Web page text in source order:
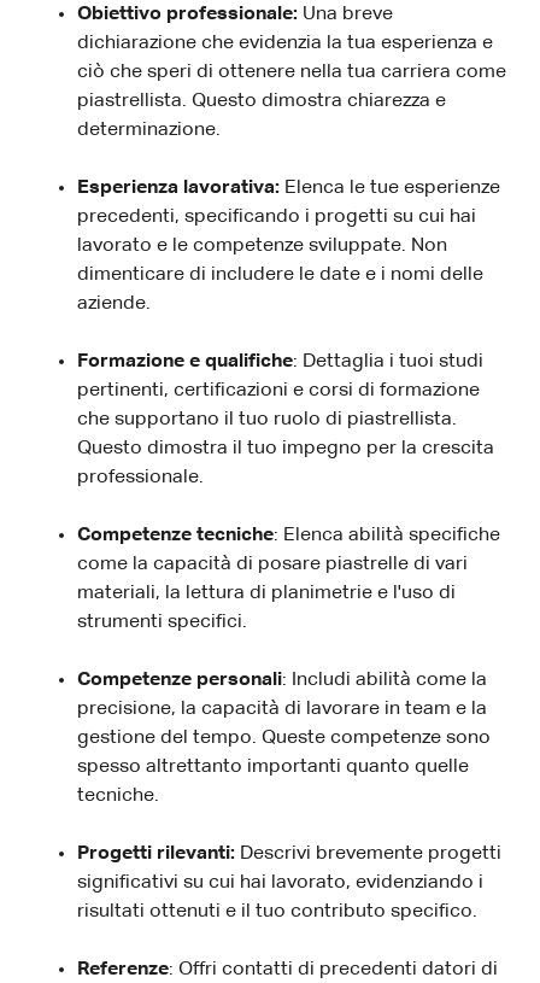
Obiettivo professionale: Una breve
dichiarazione che evidenzia la tua esperienza e
ciò che speri di ottenere nella tua carriera come
piastrellista. Questo dimostra chiarezza e
determinazione.
Esperienza lavorativa: Elenca le tue esperienze
precedenti, specificando i progetti su cui hai
lavorato e le competenze sviluppate. Non
dimenticare di includere le date e i nomi delle
aziende.
Formazione e qualifiche: Dettaglia i tuoi studi
pertinenti, certificazioni e corsi di formazione
che supportano il tuo ruolo di piastrellista.
Questo dimostra il tuo impegno per la crescita
professionale.
Competenze tecniche: Elenca abilità specifiche
come la capacità di posare piastrelle di vari
materiali, la lettura di planimetrie e l'uso di
strumenti specifici.
Competenze personali: Includi abilità come la
precisione, la capacità di lavorare in team e la
gestione del tempo. Queste competenze sono
spesso altrettanto importanti quanto quelle
tecniche.
Progetti rilevanti: Descrivi brevemente progetti
significativi su cui hai lavorato, evidenziando i
risultati ottenuti e il tuo contributo specifico.
Referenze: Offri contatti di precedenti datori di